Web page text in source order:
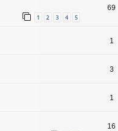
1 2 3 4 5
69
1
3
1
16